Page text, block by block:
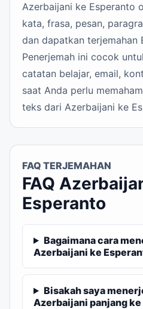
Azerbaijani ke Esperanto
kata, frasa, pesan,
dan dapatkan terjemahan
Penerjemah ini cocok
catatan belajar, email,
saat Anda perlu
teks dari Azerbaijani ke
FAQ TERJEMAHAN
FAQ
Esperanto
Bagaimana cara
Azerbaijani ke
Bisakah saya
Azerbaijani panjang